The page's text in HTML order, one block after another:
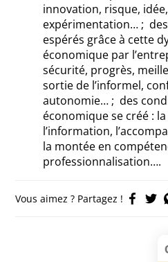
innovation, risque,
expérimentation… ;
espérés grâce à cette
économique par
sécurité, progrès,
sortie de l’informel,
autonomie… ; des
économique se créé :
l’information,
la montée en
professionnalisation….
Vous aimez ? Partagez !